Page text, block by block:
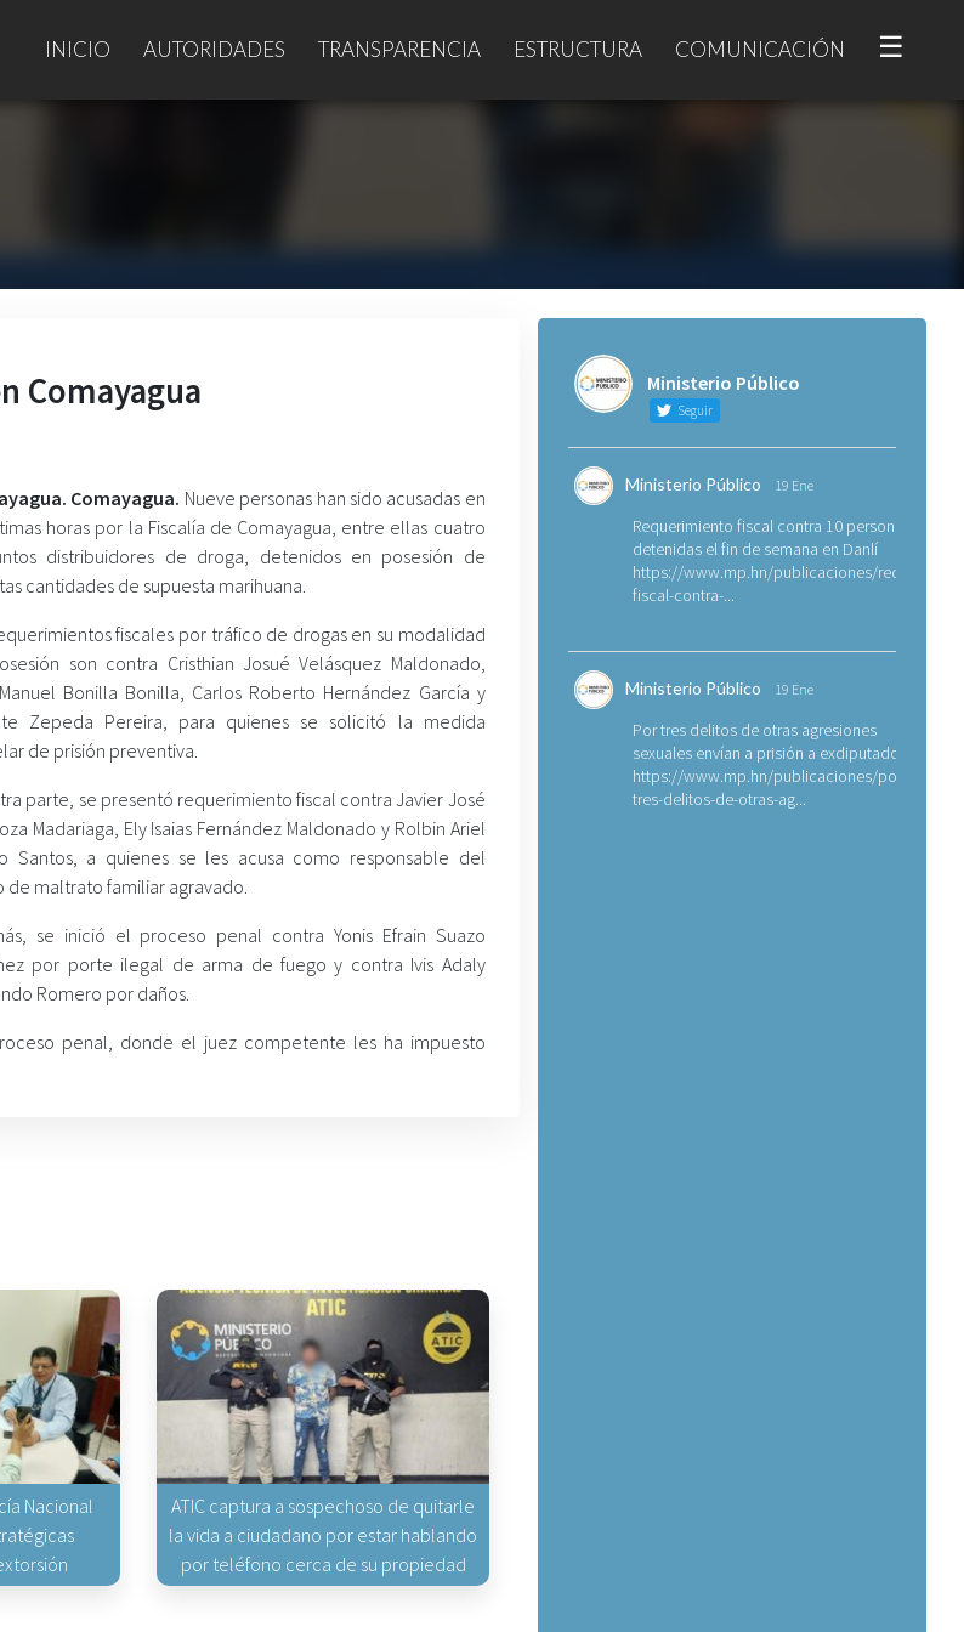
INICIO AUTORIDADES TRANSPARENCIA ESTRUCTURA COMUNICACIÓN ☰
Comayagua
Comayagua. Nueve personas han sido acusadas en
horas por la Fiscalía de Comayagua, entre ellas cuatro
distribuidores de droga, detenidos en posesión de
cantidades de supuesta marihuana.
fiscales por tráfico de drogas en su modalidad
son contra Cristhian Josué Velásquez Maldonado,
Bonilla Bonilla, Carlos Roberto Hernández García y
Zepeda Pereira, para quienes se solicitó la medida
de prisión preventiva.
parte, se presentó requerimiento fiscal contra Javier José
Madariaga, Ely Isaias Fernández Maldonado y Rolbin Ariel
Santos, a quienes se les acusa como responsable del
de maltrato familiar agravado.
se inició el proceso penal contra Yonis Efrain Suazo
por porte ilegal de arma de fuego y contra Ivis Adaly
Romero por daños.
penal, donde el juez competente les ha impuesto
Nacional
ATIC captura a sospechoso de quitarle
la vida a ciudadano por estar hablando
por teléfono cerca de su propiedad
Ministerio Público
Seguir
Ministerio Público 19 Ene
Requerimiento fiscal contra 10 personas
detenidas el fin de semana en Danlí
https://www.mp.hn/publicaciones/
fiscal-contra-...
Ministerio Público 19 Ene
Por tres delitos de otras agresiones
sexuales envían a prisión a exdiputado
https://www.mp.hn/publicaciones/por-
tres-delitos-de-otras-ag...